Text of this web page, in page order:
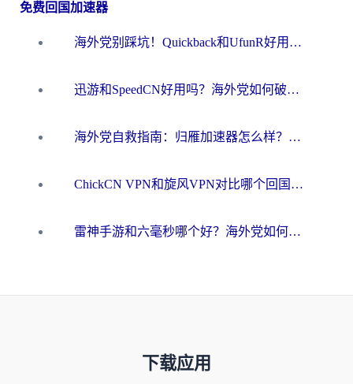
免费回国加速器
海外党别踩坑！Quickback和UfunR好用吗？选对回国加速器才能无缝刷国内资源
迅游和SpeedCN好用吗？海外党如何破解那道看不见的墙
海外党自救指南：归雁加速器怎么样？教你避开坑实现国内资源无缝访问
ChickCN VPN和旋风VPN对比哪个回国效果更好？海外用户的选择困境与出路
雷神手游和六毫秒哪个好？海外党如何真正解锁国内资源
下载应用